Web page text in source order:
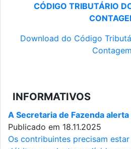
CÓDIGO TRIBUTÁRIO
Download do Código
INFORMATIVOS
A Secretaria de Fazenda
Publicado em 18.11.2025
Os contribuintes precisam